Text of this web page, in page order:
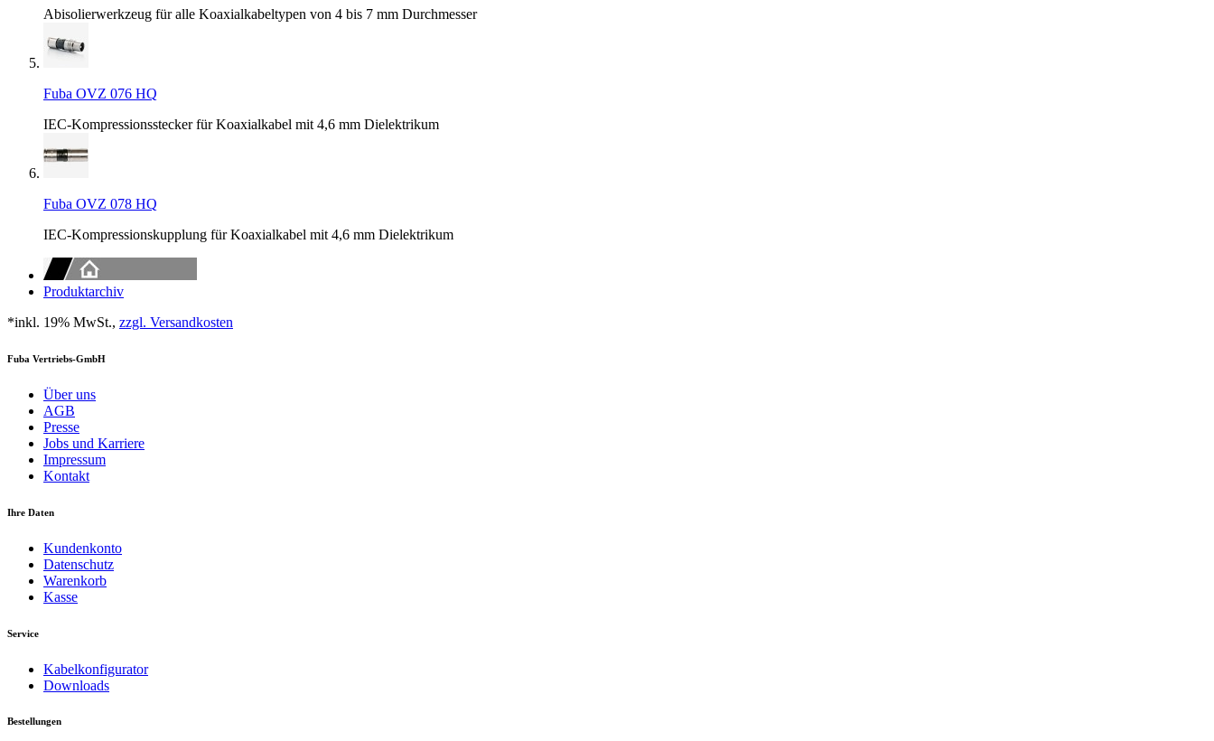
Abisolierwerkzeug für alle Koaxialkabeltypen von 4 bis 7 mm Durchmesser
Fuba OVZ 076 HQ
IEC-Kompressionsstecker für Koaxialkabel mit 4,6 mm Dielektrikum
Fuba OVZ 078 HQ
IEC-Kompressionskupplung für Koaxialkabel mit 4,6 mm Dielektrikum
Produktarchiv
*inkl. 19% MwSt., zzgl. Versandkosten
Fuba Vertriebs-GmbH
Über uns
AGB
Presse
Jobs und Karriere
Impressum
Kontakt
Ihre Daten
Kundenkonto
Datenschutz
Warenkorb
Kasse
Service
Kabelkonfigurator
Downloads
Bestellungen